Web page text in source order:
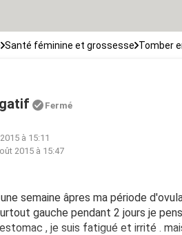
Santé féminine et grossesse Tomber
Fermé
à 15:11
2015 à 15:47
semaine âpres ma période
gauche pendant 2 jours je
, je suis fatigué et irrité .